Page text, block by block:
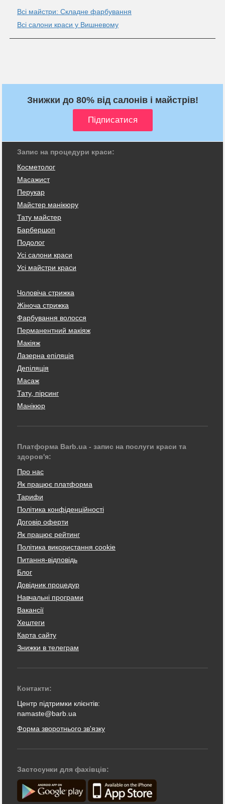
Всі майстри: Складне фарбування
Всі салони краси у Вишневому
Знижки до 80% від салонів і майстрів!
Запис на процедури краси:
Косметолог
Масажист
Перукар
Майстер манікюру
Тату майстер
Барбершоп
Подолог
Усі салони краси
Усі майстри краси
Чоловіча стрижка
Жіноча стрижка
Фарбування волосся
Перманентний макіяж
Макіяж
Лазерна епіляція
Депіляція
Масаж
Тату, пірсинг
Манікюр
Платформа Barb.ua - запис на послуги краси та
здоров'я:
Про нас
Як працює платформа
Тарифи
Політика конфіденційності
Договір оферти
Як працює рейтинг
Політика використання cookie
Питання-відповідь
Блог
Довідник процедур
Навчальні програми
Вакансії
Хештеги
Карта сайту
Знижки в телеграм
Контакти:
Центр підтримки клієнтів:
namaste@barb.ua
Форма зворотнього зв'язку
Застосунки для фахівців: